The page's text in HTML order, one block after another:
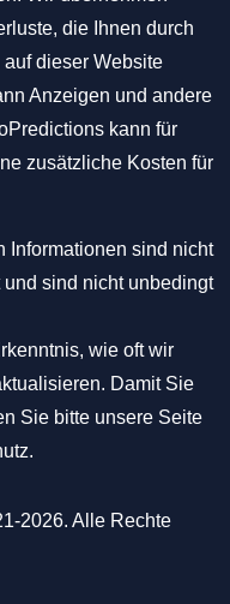
die Ihnen durch
dieser Website
Anzeigen und andere
kann für
zusätzliche Kosten für
Informationen sind nicht
sind nicht unbedingt
wie oft wir
Damit Sie
Sie bitte unsere Seite
.
2026. Alle Rechte